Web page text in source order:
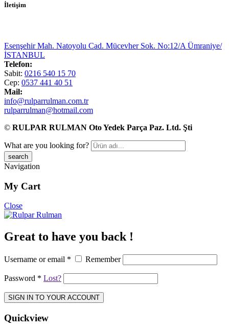
İletişim
Esenşehir Mah. Natoyolu Cad. Mücevher Sok. No:12/A Ümraniye/
İSTANBUL
Telefon:
Sabit: 0216 540 15 70
Cep: 0537 441 40 51
Mail:
info@rulparrulman.com.tr
rulparrulman@hotmail.com
© RULPAR RULMAN Oto Yedek Parça Paz. Ltd. Şti
What are you looking for?
Navigation
My Cart
Close
Great to have you back !
Username or email * Remember
Password * Lost?
SIGN IN TO YOUR ACCOUNT
Quickview